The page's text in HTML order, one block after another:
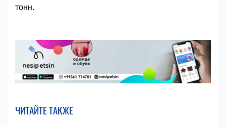
тонн.
ЧИТАЙТЕ ТАКЖЕ